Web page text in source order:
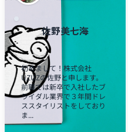
佐野美七海
初めまして！株式会社
UZUZの佐野と申します。
前職では新卒で入社したブ
ライダル業界で３年間ドレ
ススタイリストをしており
ま...